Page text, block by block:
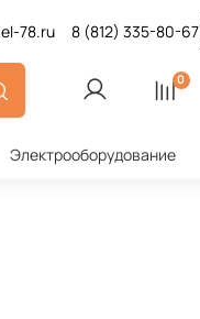
78.ru 8 (812) 335-80-67
0
Электрооборудование